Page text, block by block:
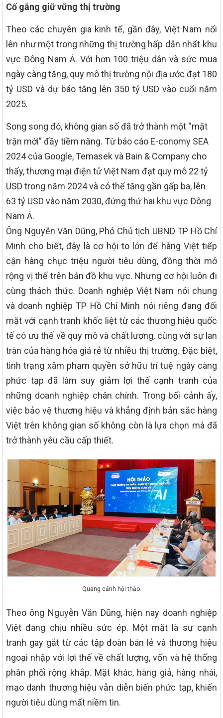
Cố gắng giữ vững thị trường
Theo các chuyên gia kinh tế, gần đây, Việt Nam nổi
lên như một trong những thị trường hấp dẫn nhất khu
vực Đông Nam Á. Với hơn 100 triệu dân và sức mua
ngày càng tăng, quy mô thị trường nội địa ước đạt 180
tỷ USD và dự báo tăng lên 350 tỷ USD vào cuối năm
2025.
Song song đó, không gian số đã trở thành một “mặt
trận mới” đầy tiềm năng. Từ báo cáo E-conomy SEA
2024 của Google, Temasek và Bain & Company cho
thấy, thương mại điện tử Việt Nam đạt quy mô 22 tỷ
USD trong năm 2024 và có thể tăng gần gấp ba, lên
63 tỷ USD vào năm 2030, đứng thứ hai khu vực Đông
Nam Á.
Ông Nguyễn Văn Dũng, Phó Chủ tịch UBND TP Hồ Chí
Minh cho biết, đây là cơ hội to lớn để hàng Việt tiếp
cận hàng chục triệu người tiêu dùng, đồng thời mở
rộng vị thế trên bản đồ khu vực. Nhưng cơ hội luôn đi
cùng thách thức. Doanh nghiệp Việt Nam nói chung
và doanh nghiệp TP Hồ Chí Minh nói riêng đang đối
mặt với cạnh tranh khốc liệt từ các thương hiệu quốc
tế có ưu thế về quy mô và chất lượng, cùng với sự lan
tràn của hàng hóa giá rẻ từ nhiều thị trường. Đặc biệt,
tình trạng xâm phạm quyền sở hữu trí tuệ ngày càng
phức tạp đã làm suy giảm lợi thế cạnh tranh của
những doanh nghiệp chân chính. Trong bối cảnh ấy,
việc bảo vệ thương hiệu và khẳng định bản sắc hàng
Việt trên không gian số không còn là lựa chọn mà đã
trở thành yêu cầu cấp thiết.
Quang cảnh hội thảo.
Theo ông Nguyễn Văn Dũng, hiện nay doanh nghiệp
Việt đang chịu nhiều sức ép. Một mặt là sự cạnh
tranh gay gắt từ các tập đoàn bán lẻ và thương hiệu
ngoại nhập với lợi thế về chất lượng, vốn và hệ thống
phân phối rộng khắp. Mặt khác, hàng giả, hàng nhái,
mạo danh thương hiệu vẫn diễn biến phức tạp, khiến
người tiêu dùng mất niềm tin.